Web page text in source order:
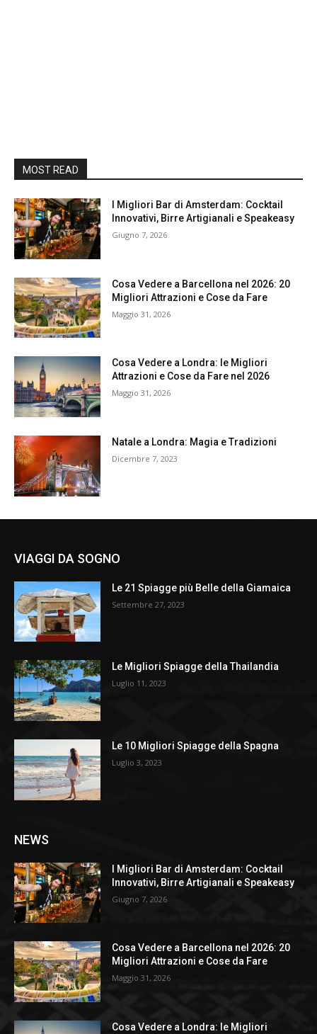
MOST READ
I Migliori Bar di Amsterdam: Cocktail
Innovativi, Birre Artigianali e Speakeasy
Giugno 7, 2026
Cosa Vedere a Barcellona nel 2026: 20
Migliori Attrazioni e Cose da Fare
Maggio 31, 2026
Cosa Vedere a Londra: le Migliori
Attrazioni e Cose da Fare nel 2026
Maggio 31, 2026
Natale a Londra: Magia e Tradizioni
Dicembre 7, 2023
VIAGGI DA SOGNO
Le 21 Spiagge più Belle della Giamaica
Settembre 27, 2023
Le Migliori Spiagge della Thailandia
Luglio 11, 2023
Le 10 Migliori Spiagge della Spagna
Luglio 3, 2023
NEWS
I Migliori Bar di Amsterdam: Cocktail
Innovativi, Birre Artigianali e Speakeasy
Giugno 7, 2026
Cosa Vedere a Barcellona nel 2026: 20
Migliori Attrazioni e Cose da Fare
Maggio 31, 2026
Cosa Vedere a Londra: le Migliori